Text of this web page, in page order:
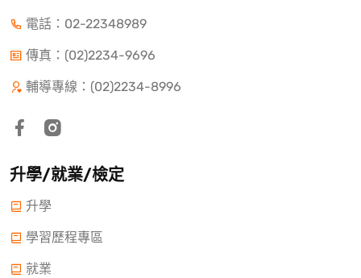
電話： 02-22348989
傳真：(02)2234-9696
輔導專線：(02)2234-8996
升學/就業/檢定
升學
學習歷程專區
就業